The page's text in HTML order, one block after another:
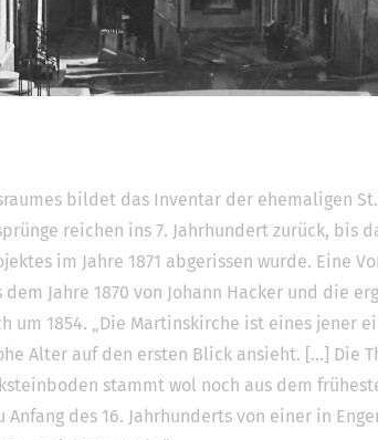
bildet das Inventar der ehemaligen
reichen ins 7. Jahrhundert zurück, bis
im Jahre 1871 abgerissen wurde. Eine
Jahre 1870 von Johann Hacker und die
um 1854. „Die Martinskirche ist eines jener
Alter auf den ersten Blick ansieht. [...] Die
stammt wol noch aus dem
des 16. Jahrhunderts von einer in